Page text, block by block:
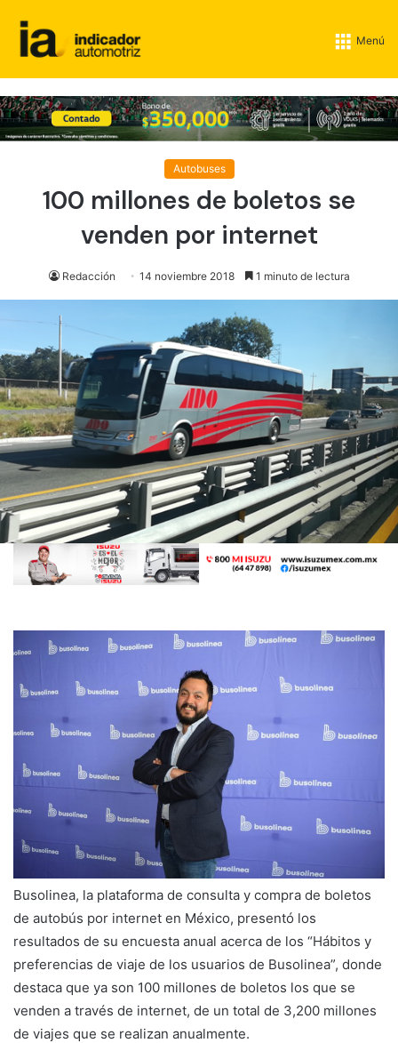
Menú
Autobuses
100 millones de boletos se
venden por internet
Redacción 14 noviembre 2018 1 minuto de lectura
Busolinea, la plataforma de consulta y compra de boletos
de autobús por internet en México, presentó los
resultados de su encuesta anual acerca de los “Hábitos y
preferencias de viaje de los usuarios de Busolinea”, donde
destaca que ya son 100 millones de boletos los que se
venden a través de internet, de un total de 3,200 millones
de viajes que se realizan anualmente.